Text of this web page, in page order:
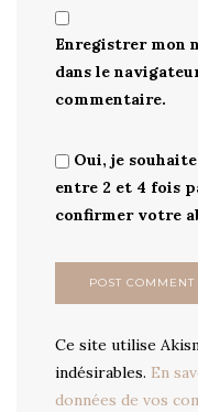
Enregistrer mon
dans le
commentaire.
Oui, je
entre 2 et 4 fois
confirmer votre
Ce site utilise
indésirables. En
données de vos